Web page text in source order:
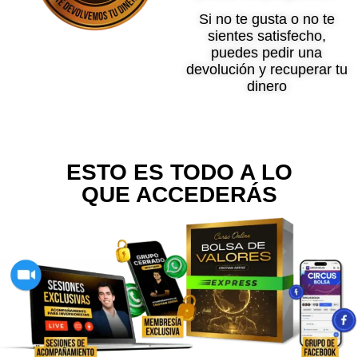
Si no te gusta o no te
sientes satisfecho,
puedes pedir una
devolución y recuperar tu
dinero
ESTO ES TODO A LO
QUE ACCEDERÁS